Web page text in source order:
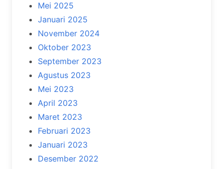
Mei 2025
Januari 2025
November 2024
Oktober 2023
September 2023
Agustus 2023
Mei 2023
April 2023
Maret 2023
Februari 2023
Januari 2023
Desember 2022